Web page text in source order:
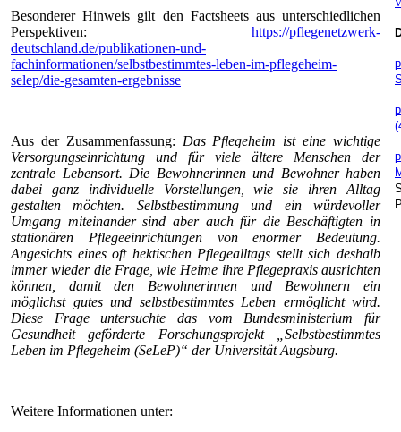
Besonderer Hinweis gilt den Factsheets aus unterschiedlichen
Perspektiven: https://pflegenetzwerk-
deutschland.de/publikationen-und-
fachinformationen/selbstbestimmtes-leben-im-pflegeheim-
selep/die-gesamten-ergebnisse
Aus der Zusammenfassung: Das Pflegeheim ist eine wichtige
Versorgungseinrichtung und für viele ältere Menschen der
zentrale Lebensort. Die Bewohnerinnen und Bewohner haben
dabei ganz individuelle Vorstellungen, wie sie ihren Alltag
gestalten möchten. Selbstbestimmung und ein würdevoller
Umgang miteinander sind aber auch für die Beschäftigten in
stationären Pflegeeinrichtungen von enormer Bedeutung.
Angesichts eines oft hektischen Pflegealltags stellt sich deshalb
immer wieder die Frage, wie Heime ihre Pflegepraxis ausrichten
können, damit den Bewohnerinnen und Bewohnern ein
möglichst gutes und selbstbestimmtes Leben ermöglicht wird.
Diese Frage untersuchte das vom Bundesministerium für
Gesundheit geförderte Forschungsprojekt „Selbstbestimmtes
Leben im Pflegeheim (SeLeP)“ der Universität Augsburg.
Weitere Informationen unter:
(